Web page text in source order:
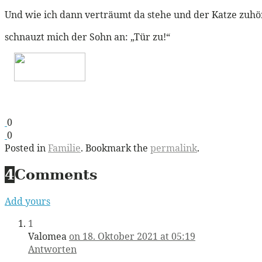
Und wie ich dann verträumt da stehe und der Katze
schnauzt mich der Sohn an: „Tür zu!“
0
0
Posted inFamilie. Bookmark the permalink.
4Comments
Add yours
1
Valomea on 18. Oktober 2021 at 05:19
Antworten